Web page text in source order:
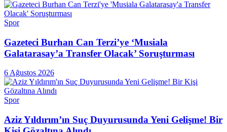
Spor
Gazeteci Burhan Can Terzi’ye ‘Musiala
Galatarasay’a Transfer Olacak’ Soruşturması
6 Ağustos 2026
Spor
Aziz Yıldırım’ın Suç Duyurusunda Yeni Gelişme! Bir